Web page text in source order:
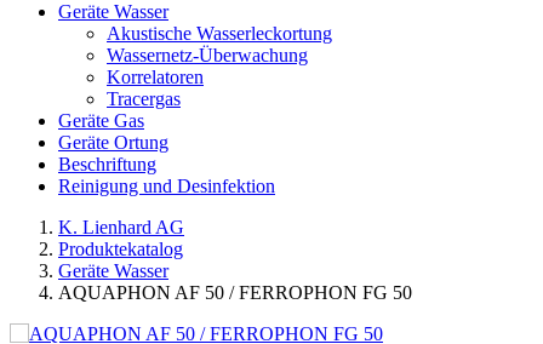
Geräte Wasser
Akustische Wasserleckortung
Wassernetz-Überwachung
Korrelatoren
Tracergas
Geräte Gas
Geräte Ortung
Beschriftung
Reinigung und Desinfektion
K. Lienhard AG
Produktekatalog
Geräte Wasser
AQUAPHON AF 50 / FERROPHON FG 50